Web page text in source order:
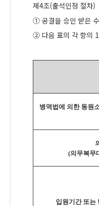
제4조(출석인정 절차)
① 공결을 승인 받은
② 다음 표의 각 항의 1
병역법에 의한 동원
(의무복무
입원기간 또는